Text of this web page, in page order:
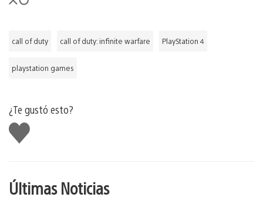
call of duty call of duty: infinite warfare PlayStation 4
playstation games
¿Te gustó esto?
Me
gusta
Últimas Noticias